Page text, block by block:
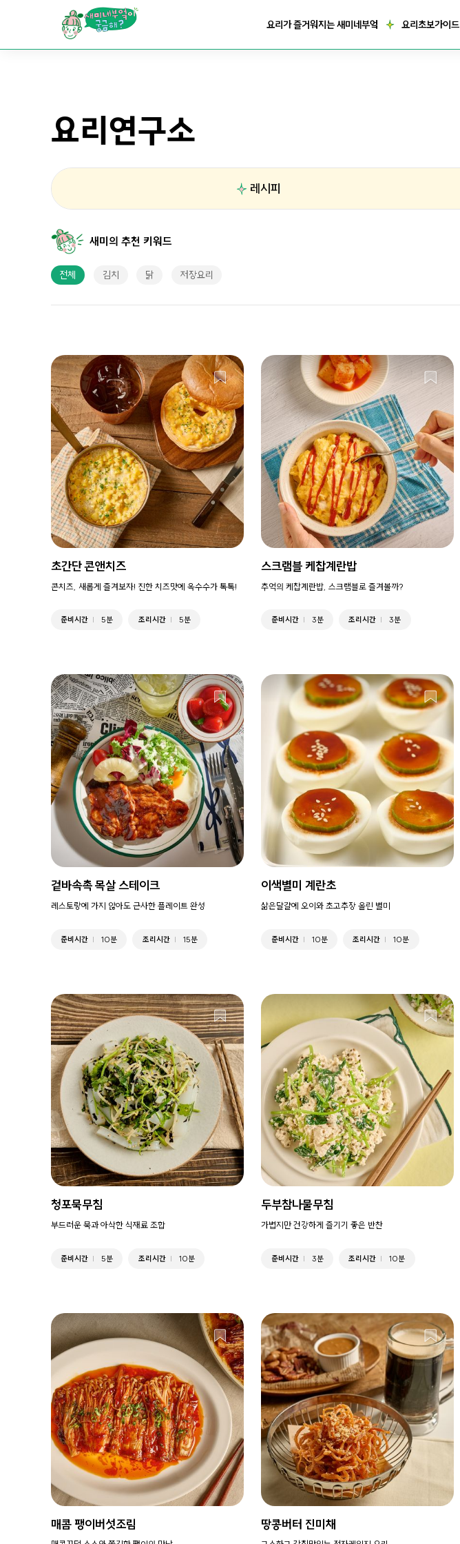
요리가 즐거워지는 새미네부엌 요리초보가이드
요리연구소
레시피
새미의 추천 키워드
전체 김치 닭 저장요리
초간단 콘앤치즈
콘치즈, 새롭게 즐겨보자! 진한 치즈맛에 옥수수가 톡톡!
준비시간 5분 조리시간 5분
스크램블 케찹계란밥
추억의 케찹계란밥, 스크램블로 즐겨볼까?
준비시간 3분 조리시간 3분
겉바속촉 목살 스테이크
레스토랑에 가지 않아도 근사한 플레이트 완성
준비시간 10분 조리시간 15분
이색별미 계란초
삶은달걀에 오이와 초고추장 올린 별미
준비시간 10분 조리시간 10분
청포묵무침
부드러운 묵과 아삭한 식재료 조합
준비시간 5분 조리시간 10분
두부참나물무침
가볍지만 건강하게 즐기기 좋은 반찬
준비시간 3분 조리시간 10분
매콤 팽이버섯조림 땅콩버터 진미채